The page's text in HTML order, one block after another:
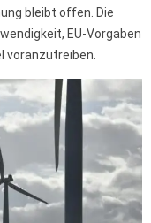
bleibt offen. Die
EU-Vorgaben
voranzutreiben.